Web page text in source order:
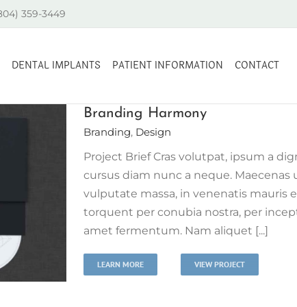
359-3449
DENTAL IMPLANTS PATIENT INFORMATION CONTACT
Branding Harmony
Branding, Design
Project Brief Cras volutpat, ipsum a
cursus diam nunc a neque.
vulputate massa, in venenatis mauris
torquent per conubia nostra, per
amet fermentum. Nam aliquet [...]
LEARN MORE VIEW PROJECT